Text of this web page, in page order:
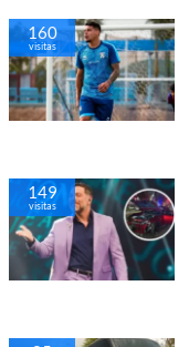
160
visitas
149
visitas